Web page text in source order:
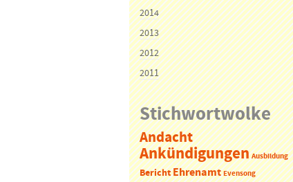
2014
2013
2012
2011
Stichwortwolke
Andacht
Ankündigungen Ausbildung
Bericht Ehrenamt Evensong